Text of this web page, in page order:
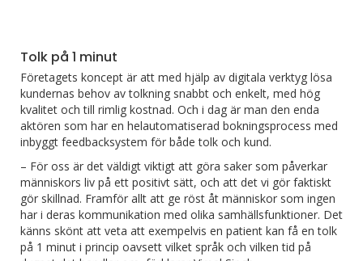
Tolk på 1 minut
Företagets koncept är att med hjälp av digitala verktyg lösa
kundernas behov av tolkning snabbt och enkelt, med hög
kvalitet och till rimlig kostnad. Och i dag är man den enda
aktören som har en helautomatiserad bokningsprocess med
inbyggt feedbacksystem för både tolk och kund.
– För oss är det väldigt viktigt att göra saker som påverkar
människors liv på ett positivt sätt, och att det vi gör faktiskt
gör skillnad. Framför allt att ge röst åt människor som ingen
har i deras kommunikation med olika samhällsfunktioner. Det
känns skönt att veta att exempelvis en patient kan få en tolk
på 1 minut i princip oavsett vilket språk och vilken tid på